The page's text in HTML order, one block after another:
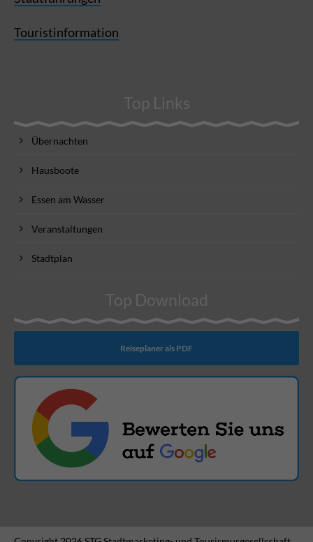
Touristinformation
Top Links
Übernachten
Hausboote
Essen am Wasser
Veranstaltungen
Stadtplan
Top Download
Reiseplaner als PDF